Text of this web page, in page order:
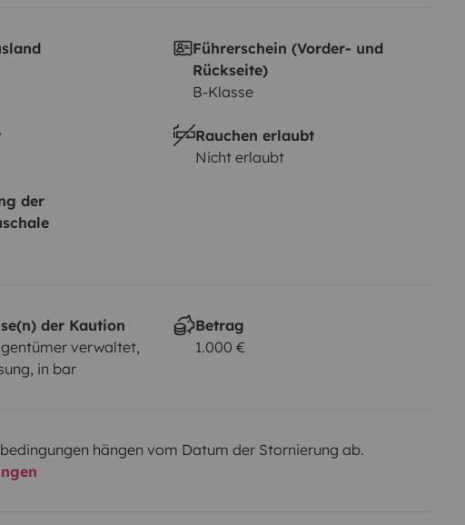
Führerschein (Vorder- und
Rückseite)
B-Klasse
Rauchen erlaubt
Nicht erlaubt
der
der Kaution
verwaltet,
in bar
Betrag
1.000 €
hängen vom Datum der Stornierung ab.